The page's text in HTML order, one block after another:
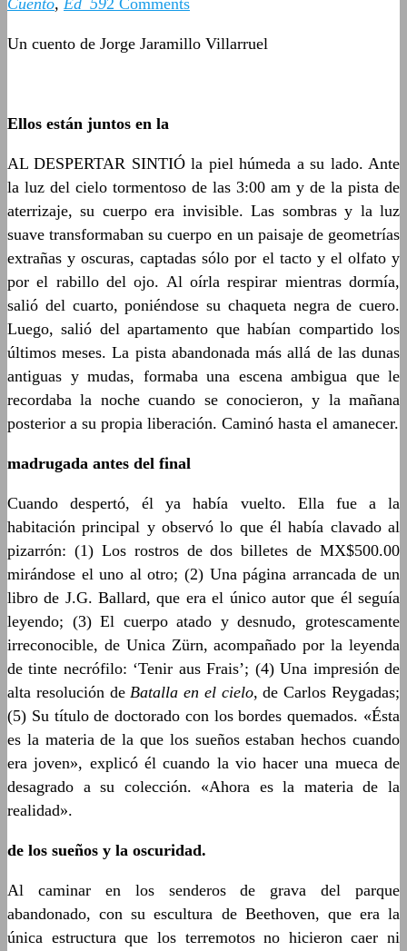
Cuento, Ed_592 Comments
Un cuento de Jorge Jaramillo Villarruel
Ellos están juntos en la
AL DESPERTAR SINTIÓ la piel húmeda a su lado. Ante
la luz del cielo tormentoso de las 3:00 am y de la pista de
aterrizaje, su cuerpo era invisible. Las sombras y la luz
suave transformaban su cuerpo en un paisaje de geometrías
extrañas y oscuras, captadas sólo por el tacto y el olfato y
por el rabillo del ojo. Al oírla respirar mientras dormía,
salió del cuarto, poniéndose su chaqueta negra de cuero.
Luego, salió del apartamento que habían compartido los
últimos meses. La pista abandonada más allá de las dunas
antiguas y mudas, formaba una escena ambigua que le
recordaba la noche cuando se conocieron, y la mañana
posterior a su propia liberación. Caminó hasta el amanecer.
madrugada antes del final
Cuando despertó, él ya había vuelto. Ella fue a la
habitación principal y observó lo que él había clavado al
pizarrón: (1) Los rostros de dos billetes de MX$500.00
mirándose el uno al otro; (2) Una página arrancada de un
libro de J.G. Ballard, que era el único autor que él seguía
leyendo; (3) El cuerpo atado y desnudo, grotescamente
irreconocible, de Unica Zürn, acompañado por la leyenda
de tinte necrófilo: ‘Tenir aus Frais’; (4) Una impresión de
alta resolución deBatalla en el cielo, de Carlos Reygadas;
(5) Su título de doctorado con los bordes quemados. «Ésta
es la materia de la que los sueños estaban hechos cuando
era joven», explicó él cuando la vio hacer una mueca de
desagrado a su colección. «Ahora es la materia de la
realidad».
de los sueños y la oscuridad.
Al caminar en los senderos de grava del parque
abandonado, con su escultura de Beethoven, que era la
única estructura que los terremotos no hicieron caer ni